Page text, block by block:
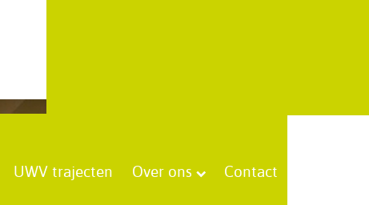
UWV trajecten Over ons Contact